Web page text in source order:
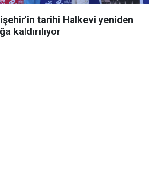
tarihi Halkevi yeniden
kaldırılıyor